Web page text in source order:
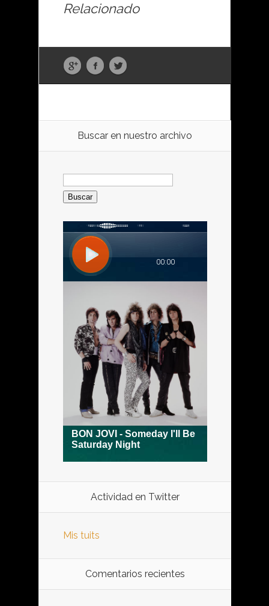
Relacionado
Buscar en nuestro archivo
Buscar:
Actividad en Twitter
Mis tuits
Comentarios recientes